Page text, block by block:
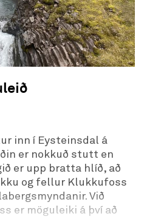
inn í Eysteinsdal á
er nokkuð stutt en
er upp bratta hlíð, að
og fellur Klukkufoss
Við
er möguleiki á því að